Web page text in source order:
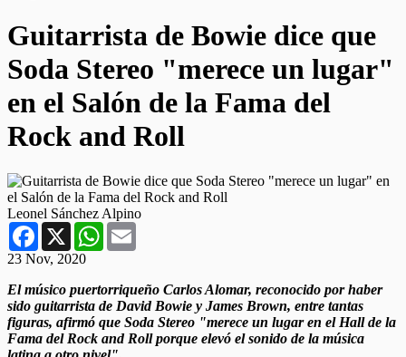
Guitarrista de Bowie dice que
Soda Stereo "merece un lugar"
en el Salón de la Fama del
Rock and Roll
Leonel Sánchez Alpino
Facebook
X WhatsApp
23 Nov, 2020
El músico puertorriqueño Carlos Alomar, reconocido por haber
sido guitarrista de David Bowie y James Brown, entre tantas
figuras, afirmó que Soda Stereo "merece un lugar en el Hall de la
Fama del Rock and Roll porque elevó el sonido de la música